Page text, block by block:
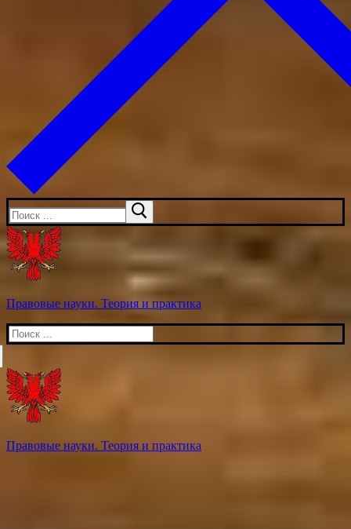
Искать:
Правовые науки. Теория и практика
Искать:
Правовые науки. Теория и практика